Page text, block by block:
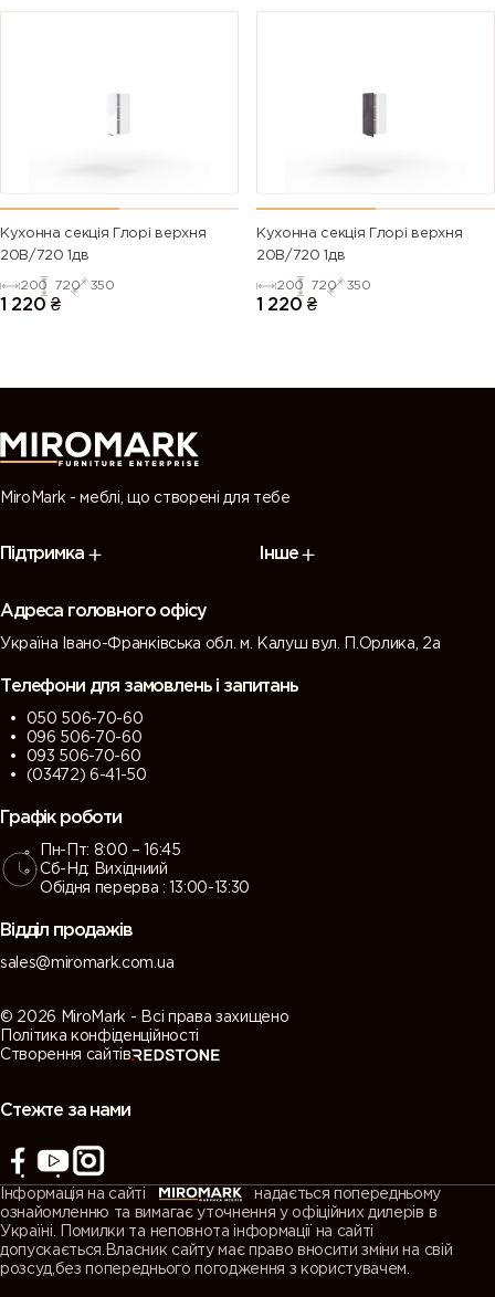
Кухонна секція Глорі верхня
20В/720 1дв
200 720 350
1 220 ₴
Кухонна секція Глорі верхня
20В/720 1дв
200 720 350
1 220 ₴
MiroMark - меблі, що створені для тебе
Підтримка Інше
Адреса головного офісу
Україна Івано-Франківська обл. м. Калуш вул. П.Орлика, 2а
Телефони для замовлень і запитань
050 506-70-60
096 506-70-60
093 506-70-60
(03472) 6-41-50
Графік роботи
Пн-Пт: 8:00 – 16:45
Сб-Нд: Вихідниий
Обідня перерва : 13:00-13:30
Відділ продажів
sales@miromark.com.ua
© 2026 MiroMark - Всі права захищено
Політика конфіденційності
Створення сайтів
Стежте за нами
Інформація на сайті
надається попередньому
ознайомленню та вимагає уточнення у офіційних дилерів в
Україні. Помилки та неповнота інформації на сайті
допускається.Власник сайту має право вносити зміни на свій
розсуд,без попереднього погодження з користувачем.